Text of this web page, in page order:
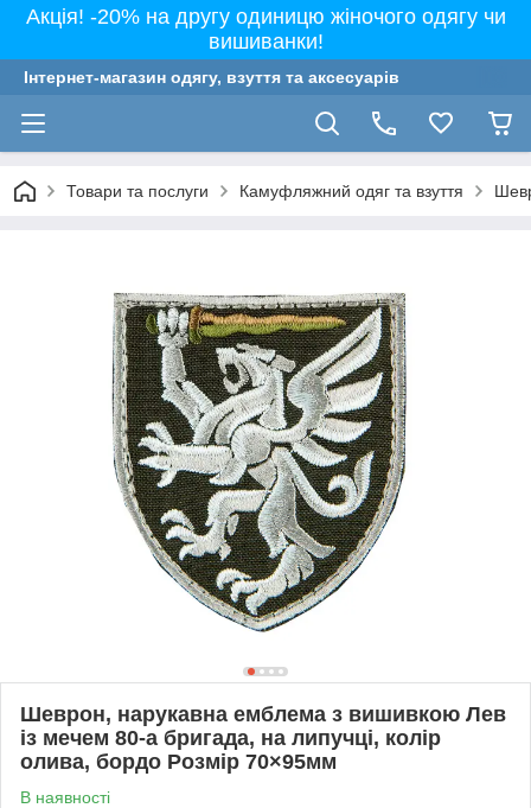
Акція! -20% на другу одиницю жіночого одягу чи
вишиванки!
Інтернет-магазин одягу, взуття та аксесуарів
Товари та послуги Камуфляжний одяг та взуття
Шеврон, нарукавна емблема з вишивкою Лев
із мечем 80-а бригада, на липучці, колір
олива, бордо Розмір 70×95мм
В наявності